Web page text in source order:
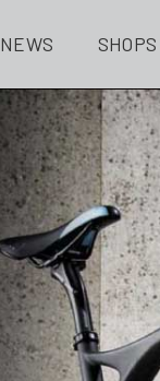
NEWS SHOPS